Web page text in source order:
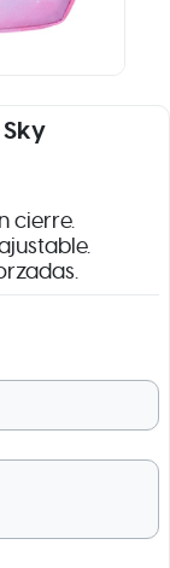
cierre.